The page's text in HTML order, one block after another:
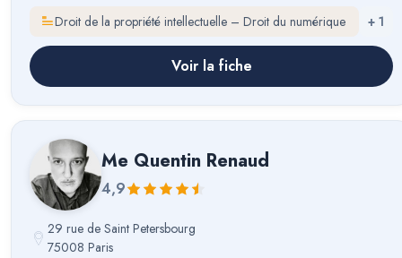
Droit de la propriété intellectuelle – Droit du numérique + 1
Voir la fiche
Me Quentin Renaud
4,9
29 rue de Saint Petersbourg
75008 Paris